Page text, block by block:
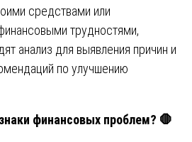
средствами или
трудностями,
анализ для выявления причин и
по улучшению
финансовых проблем? 🛑